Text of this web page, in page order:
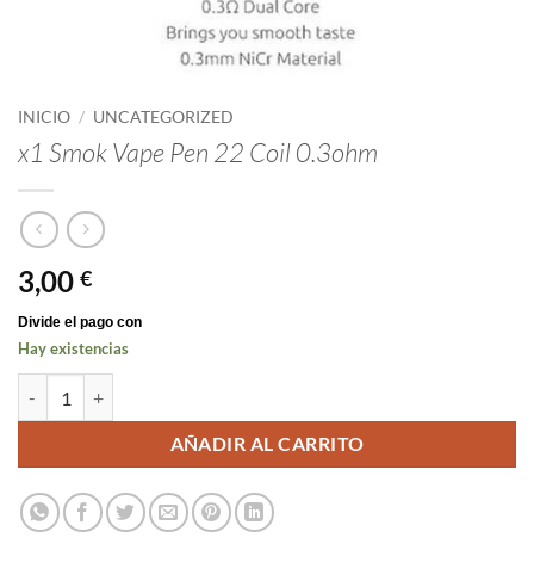
INICIO / UNCATEGORIZED
x1 Smok Vape Pen 22 Coil 0.3ohm
3,00 €
Hay existencias
AÑADIR AL CARRITO